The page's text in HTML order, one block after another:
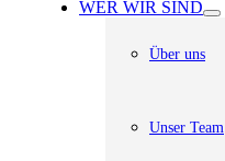
WER WIR SIND
Über uns
Unser Team